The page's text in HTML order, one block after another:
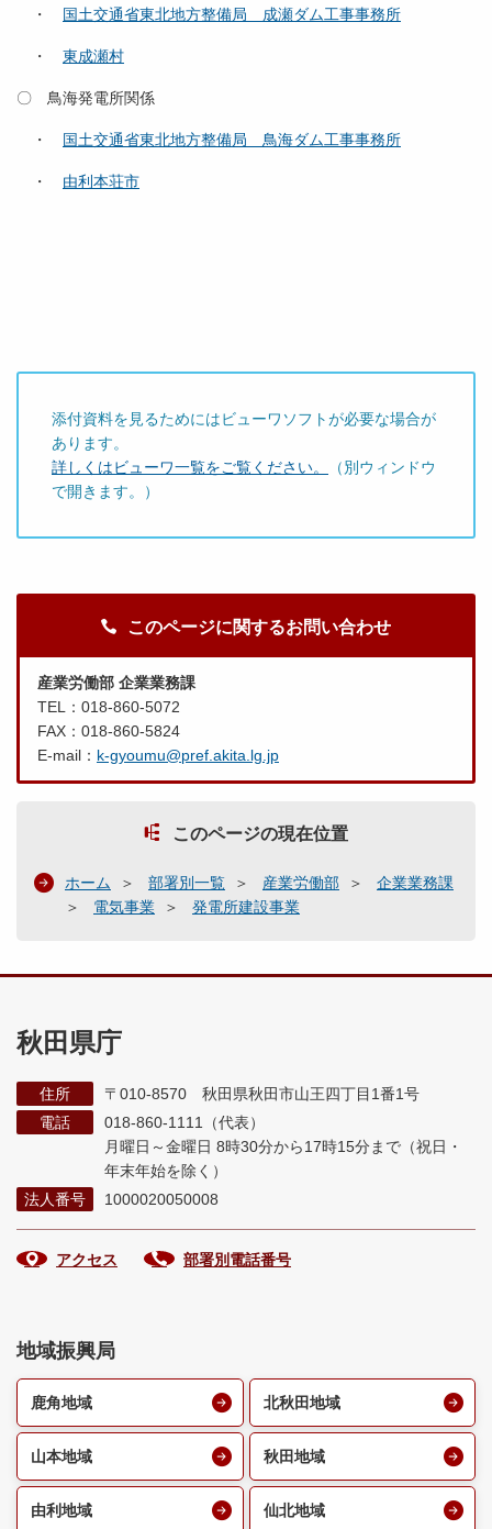
・ 国土交通省東北地方整備局 成瀬ダム工事事務所
・ 東成瀬村
〇 鳥海発電所関係
・ 国土交通省東北地方整備局 鳥海ダム工事事務所
・ 由利本荘市
添付資料を見るためにはビューワソフトが必要な場合が
あります。
詳しくはビューワ一覧をご覧ください。
（別ウィンドウ
で開きます。）
このページに関するお問い合わせ
産業労働部 企業業務課
TEL：018-860-5072
FAX：018-860-5824
E-mail： k-gyoumu@pref.akita.lg.jp
このページの現在位置
ホーム 部署別一覧 産業労働部
企業業務課
電気事業
発電所建設事業
秋田県庁
住所
〒010-8570 秋田県秋田市山王四丁目1番1号
電話
018-860-1111（代表）
月曜日～金曜日 8時30分から17時15分まで （祝日・
年末年始を除く）
法人番号
1000020050008
アクセス 部署別電話番号
地域振興局
鹿角地域 北秋田地域
山本地域 秋田地域
由利地域 仙北地域